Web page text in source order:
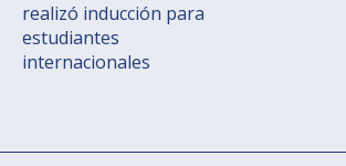
realizó inducción para
estudiantes
internacionales